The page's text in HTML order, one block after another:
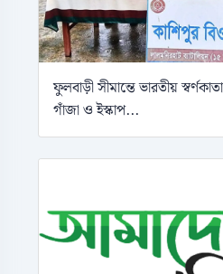
ফুলবাড়ী সীমান্তে ভারতীয়
গাঁজা ও ইস্কাপ...